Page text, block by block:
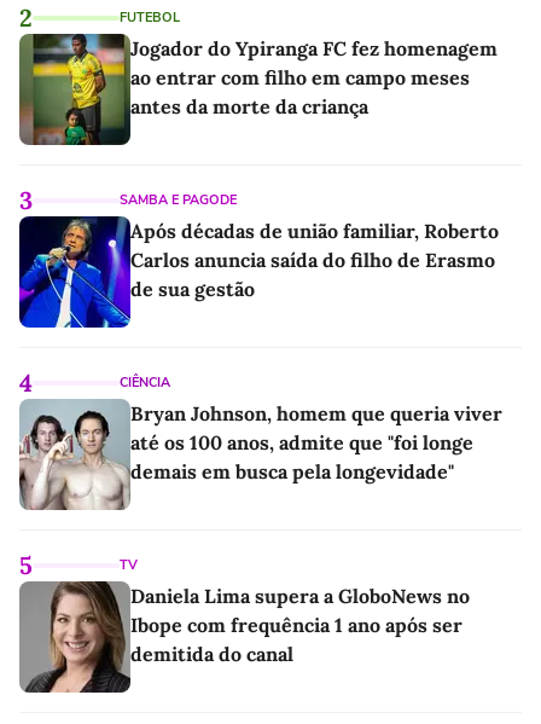
2 FUTEBOL
Jogador do Ypiranga FC fez homenagem
ao entrar com filho em campo meses
antes da morte da criança
3 SAMBA E PAGODE
Após décadas de união familiar, Roberto
Carlos anuncia saída do filho de Erasmo
de sua gestão
4 CIÊNCIA
Bryan Johnson, homem que queria viver
até os 100 anos, admite que "foi longe
demais em busca pela longevidade"
5 TV
Daniela Lima supera a GloboNews no
Ibope com frequência 1 ano após ser
demitida do canal